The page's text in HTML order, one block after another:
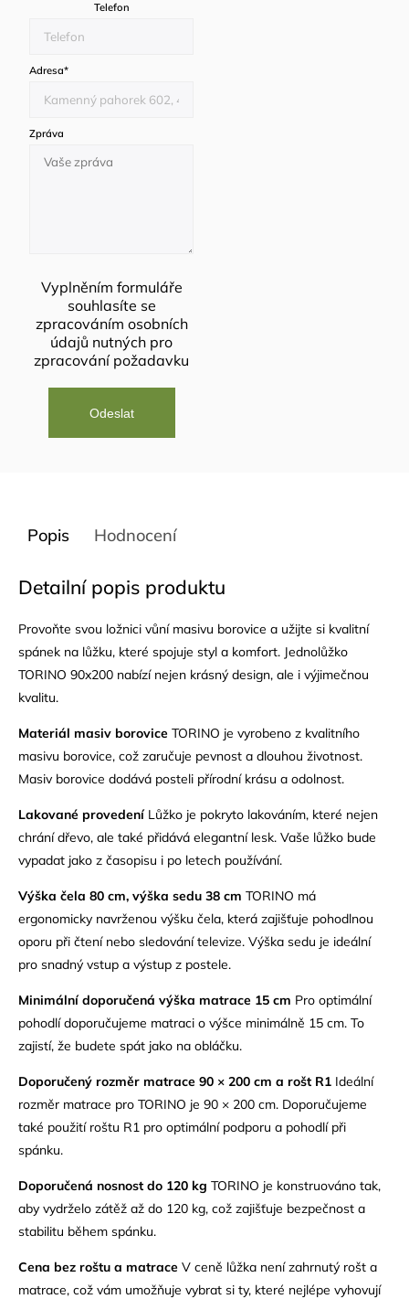
Telefon
Adresa*
Zpráva
Vyplněním formuláře
souhlasíte se
zpracováním osobních
údajů nutných pro
zpracování požadavku
Popis Hodnocení
Detailní popis produktu
Provoňte svou ložnici vůní masivu borovice a užijte si kvalitní
spánek na lůžku, které spojuje styl a komfort. Jednolůžko
TORINO 90x200 nabízí nejen krásný design, ale i výjimečnou
kvalitu.
Materiál masiv borovice TORINO je vyrobeno z kvalitního
masivu borovice, což zaručuje pevnost a dlouhou životnost.
Masiv borovice dodává posteli přírodní krásu a odolnost.
Lakované provedeníLůžko je pokryto lakováním, které nejen
chrání dřevo, ale také přidává elegantní lesk. Vaše lůžko bude
vypadat jako z časopisu i po letech používání.
Výška čela 80 cm, výška sedu 38 cm TORINO má
ergonomicky navrženou výšku čela, která zajišťuje pohodlnou
oporu při čtení nebo sledování televize. Výška sedu je ideální
pro snadný vstup a výstup z postele.
Minimální doporučená výška matrace 15 cm Pro optimální
pohodlí doporučujeme matraci o výšce minimálně 15 cm. To
zajistí, že budete spát jako na obláčku.
Doporučený rozměr matrace 90 × 200 cm a rošt R1 Ideální
rozměr matrace pro TORINO je 90 × 200 cm. Doporučujeme
také použití roštu R1 pro optimální podporu a pohodlí při
spánku.
Doporučená nosnost do 120 kg TORINO je konstruováno tak,
aby vydrželo zátěž až do 120 kg, což zajišťuje bezpečnost a
stabilitu během spánku.
Cena bez roštu a matrace V ceně lůžka není zahrnutý rošt a
matrace, což vám umožňuje vybrat si ty, které nejlépe vyhovují